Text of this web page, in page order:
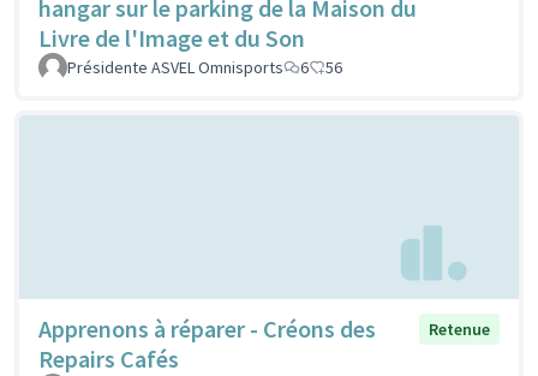
hangar sur le parking de la Maison du
Livre de l'Image et du Son
Présidente ASVEL Omnisports 6 56
Apprenons à réparer - Créons des
Repairs Cafés
Retenue